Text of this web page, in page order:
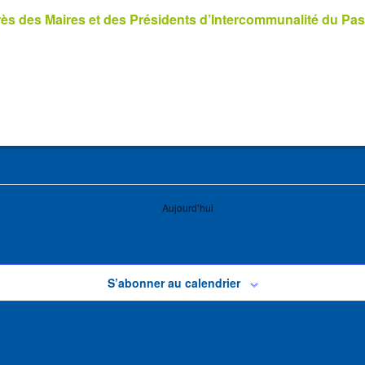
des Maires et des Présidents d’Intercommunalité du
Aujourd’hui
S’abonner au calendrier